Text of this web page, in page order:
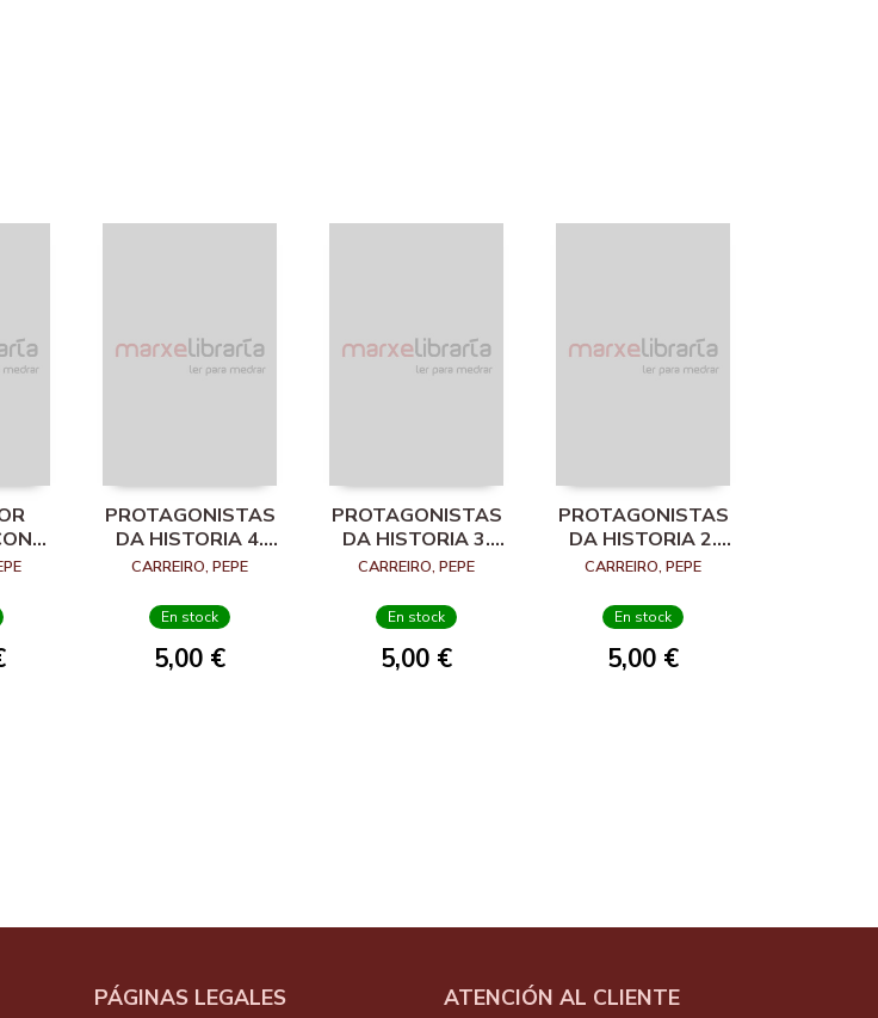
Y
PROTAGONISTAS
DA HISTORIA 4.
PARDO DE CELA
CARREIRO, PEPE
En stock
5,00 €
PROTAGONISTAS
DA HISTORIA 3.
SARMIENTO
CARREIRO, PEPE
En stock
5,00 €
PROTAGONISTAS
DA HISTORIA 2.
MURGUÍA
CARREIRO, PEPE
En stock
5,00 €
PÁGINAS LEGALES ATENCIÓN AL CLIENTE